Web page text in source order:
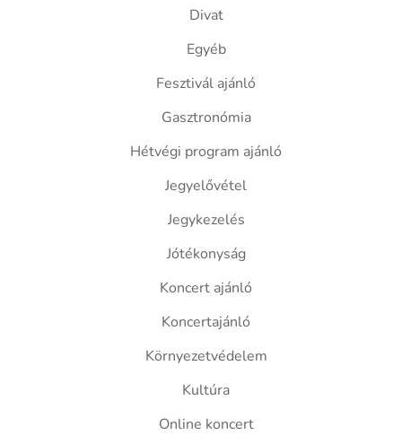
Divat
Egyéb
Fesztivál ajánló
Gasztronómia
Hétvégi program ajánló
Jegyelővétel
Jegykezelés
Jótékonyság
Koncert ajánló
Koncertajánló
Környezetvédelem
Kultúra
Online koncert